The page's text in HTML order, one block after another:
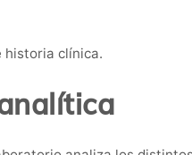
historia clínica.